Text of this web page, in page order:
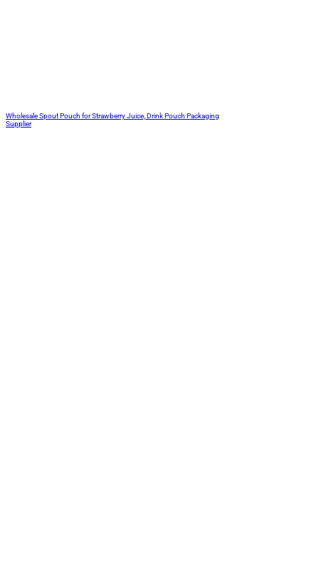
Wholesale Spout Pouch for Strawberry Juice, Drink Pouch Packaging
Supplier